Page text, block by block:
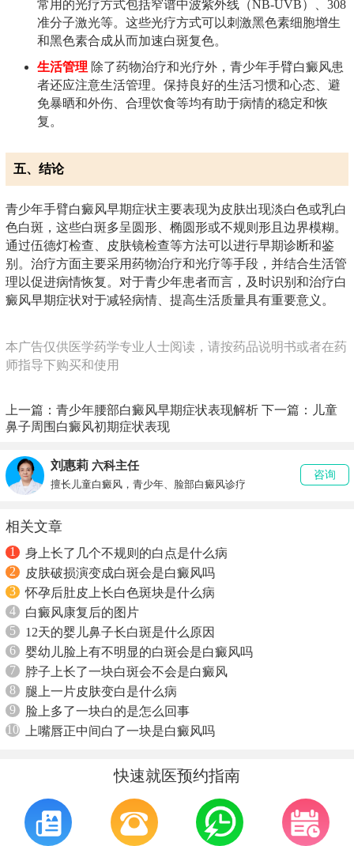
常用的光疗方式包括窄谱中波紫外线（NB-UVB）、308
准分子激光等。这些光疗方式可以刺激黑色素细胞增生
和黑色素合成从而加速白斑复色。
生活管理 除了药物治疗和光疗外，青少年手臂白癜风患
者还应注意生活管理。保持良好的生活习惯和心态、避
免暴晒和外伤、合理饮食等均有助于病情的稳定和恢
复。
五、结论
青少年手臂白癜风早期症状主要表现为皮肤出现淡白色或乳白
色白斑，这些白斑多呈圆形、椭圆形或不规则形且边界模糊。
通过伍德灯检查、皮肤镜检查等方法可以进行早期诊断和鉴
别。治疗方面主要采用药物治疗和光疗等手段，并结合生活管
理以促进病情恢复。对于青少年患者而言，及时识别和治疗白
癜风早期症状对于减轻病情、提高生活质量具有重要意义。
本广告仅供医学药学专业人士阅读，请按药品说明书或者在药
师指导下购买和使用
上一篇： 青少年腰部白癜风早期症状表现解析 下一篇：
儿童
鼻子周围白癜风初期症状表现
刘惠莉 六科主任
擅长儿童白癜风，青少年、脸部白癜风诊疗
咨询
相关文章
1
身上长了几个不规则的白点是什么病
2
皮肤破损演变成白斑会是白癜风吗
3
怀孕后肚皮上长白色斑块是什么病
4
白癜风康复后的图片
5
12天的婴儿鼻子长白斑是什么原因
6
婴幼儿脸上有不明显的白斑会是白癜风吗
7
脖子上长了一块白斑会不会是白癜风
8
腿上一片皮肤变白是什么病
9
脸上多了一块白的是怎么回事
10
上嘴唇正中间白了一块是白癜风吗
快速就医预约指南